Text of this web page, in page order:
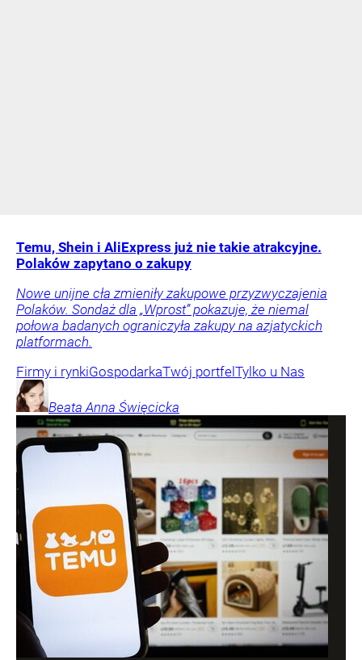
Temu, Shein i AliExpress już nie takie atrakcyjne.
Polaków zapytano o zakupy
Nowe unijne cła zmieniły zakupowe przyzwyczajenia
Polaków. Sondaż dla „Wprost” pokazuje, że niemal
połowa badanych ograniczyła zakupy na azjatyckich
platformach.
Firmy i rynkiGospodarkaTwój portfel Tylko u Nas
Beata Anna Święcicka